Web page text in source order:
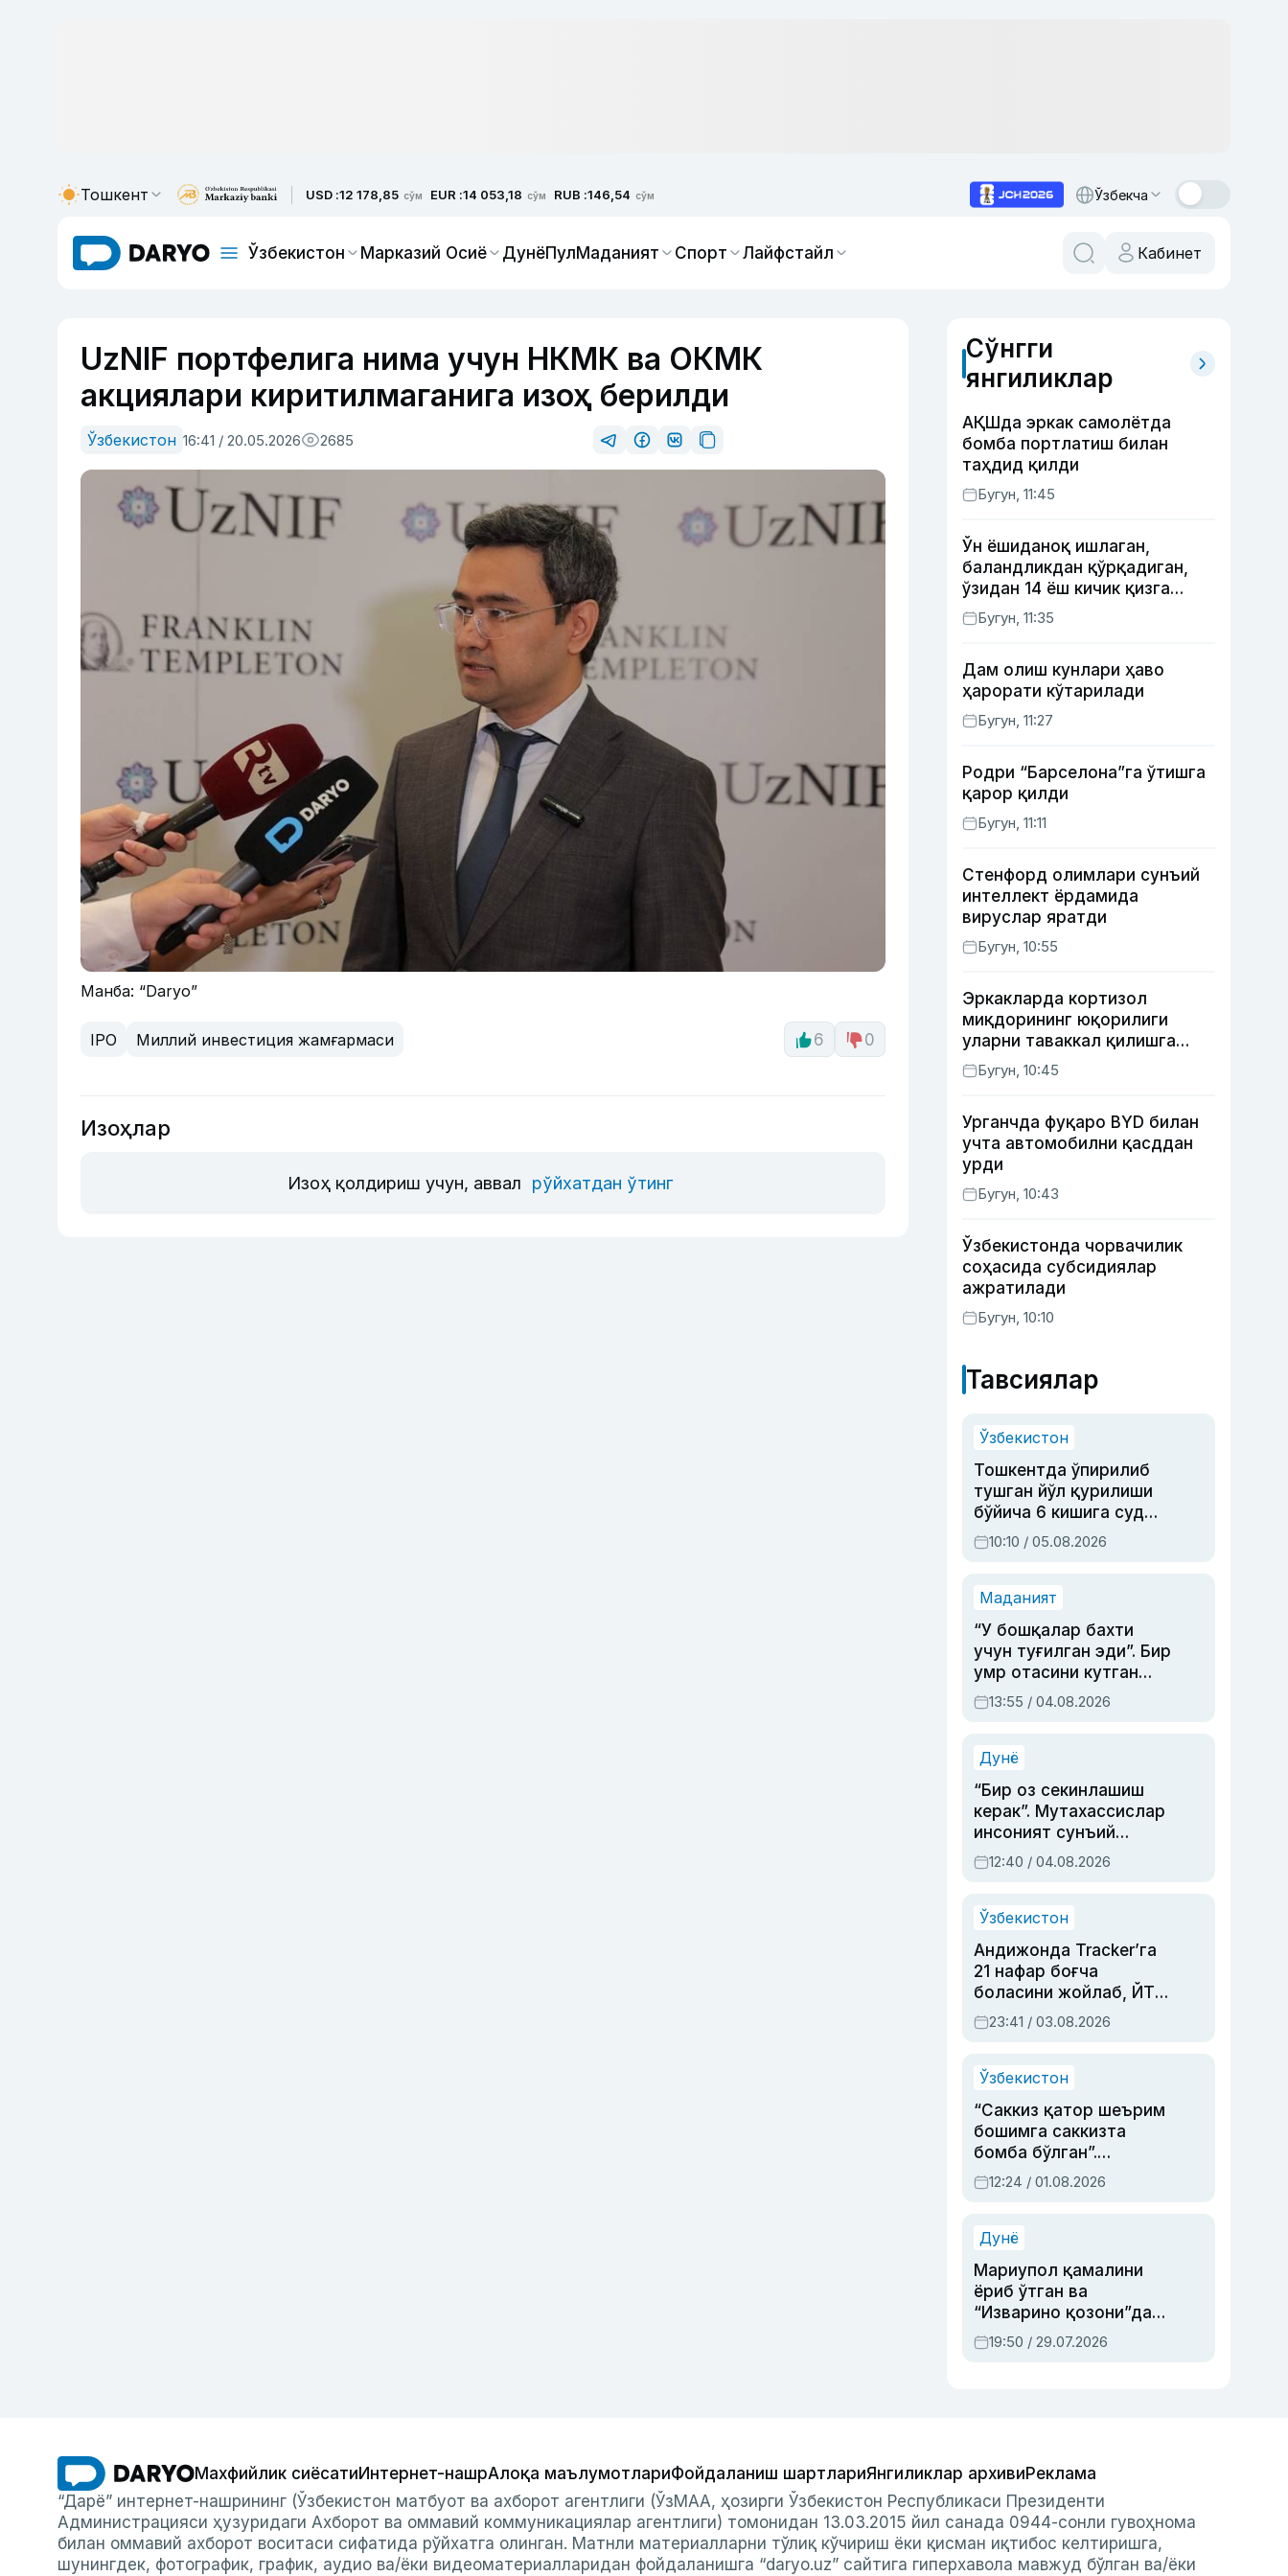
Тошкент USD :12 178,85 сўм EUR :14 053,18 сўм RUB :146,54 сўм Ўзбекча
Ўзбекистон Марказий Осиё ДунёПулМаданият Спорт Лайфстайл Кабинет
UzNIF портфелига нима учун НКМК ва ОКМК
акциялари киритилмаганига изоҳ берилди
Ўзбекистон 16:41 / 20.05.2026 2685
Манба: “Daryo”
IPO Миллий инвестиция жамғармаси 6 0
Изоҳлар
Изоҳ қолдириш учун, аввал рўйхатдан ўтинг
Сўнгги
янгиликлар
АҚШда эркак самолётда
бомба портлатиш билан
таҳдид қилди
Бугун, 11:45
Ўн ёшиданоқ ишлаган,
баландликдан қўрқадиган,
ўзидан 14 ёш кичик қизга
уйланган Ёрқинхўжа Умаров
34 ёшда
Бугун, 11:35
Дам олиш кунлари ҳаво
ҳарорати кўтарилади
Бугун, 11:27
Родри “Барселона”га ўтишга
қарор қилди
Бугун, 11:11
Стенфорд олимлари сунъий
интеллект ёрдамида
вируслар яратди
Бугун, 10:55
Эркакларда кортизол
миқдорининг юқорилиги
уларни таваккал қилишга
Бугун, 10:45
Урганчда фуқаро BYD билан
учта автомобилни қасддан
урди
Бугун, 10:43
Ўзбекистонда чорвачилик
соҳасида субсидиялар
ажратилади
Бугун, 10:10
Тавсиялар
Ўзбекистон
Тошкентда ўпирилиб
тушган йўл қурилиши
бўйича 6 кишига суд
ҳукми ўқилди
10:10 / 05.08.2026
Маданият
“У бошқалар бахти
учун туғилган эди”. Бир
умр отасини кутган
актриса ва дубльяж
устаси Римма
синовларга тўла ҳаёти
13:55 / 04.08.2026
Дунё
“Бир оз секинлашиш
керак”. Мутахассислар
инсоният сунъий
интеллектни бошқара
олмай қолишидан
12:40 / 04.08.2026
Ўзбекистон
Андижонда Tracker’га
21 нафар боғча
боласини жойлаб, ЙТҲ
содир этган аёлга суд
ҳукми ўқилди
23:41 / 03.08.2026
Ўзбекистон
“Саккиз қатор шеърим
бошимга саккизта
бомба бўлган”.
Абдулла Ориповни
сиёсий айбловлардан
12:24 / 01.08.2026
Дунё
Мариупол қамалини
ёриб ўтган ва
“Изварино қозони”дан
чиққан қаҳрамон —
Украина армияси бош
19:50 / 29.07.2026
Махфийлик сиёсатиИнтернет-нашрАлоқа маълумотлариФойдаланиш шартлариЯнгиликлар архивиРеклама
“Дарё” интернет-нашрининг (Ўзбекистон матбуот ва ахборот агентлиги (ЎзМАА, ҳозирги Ўзбекистон Республикаси Президенти
Администрацияси ҳузуридаги Ахборот ва оммавий коммуникациялар агентлиги) томонидан 13.03.2015 йил санада 0944-сонли гувоҳнома
билан оммавий ахборот воситаси сифатида рўйхатга олинган. Матнли материалларни тўлиқ кўчириш ёки қисман иқтибос келтиришга,
шунингдек, фотографик, график, аудио ва/ёки видеоматериалларидан фойдаланишга “daryo.uz” сайтига гиперхавола мавжуд бўлган ва/ёки